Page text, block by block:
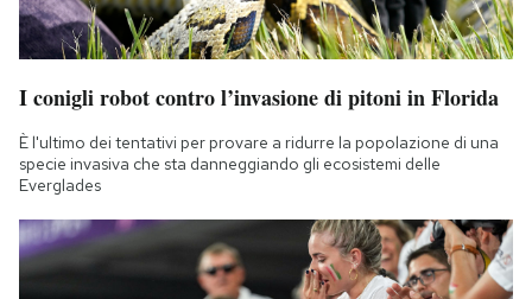
I conigli robot contro l’invasione di pitoni in Florida
È l'ultimo dei tentativi per provare a ridurre la popolazione di una
specie invasiva che sta danneggiando gli ecosistemi delle
Everglades